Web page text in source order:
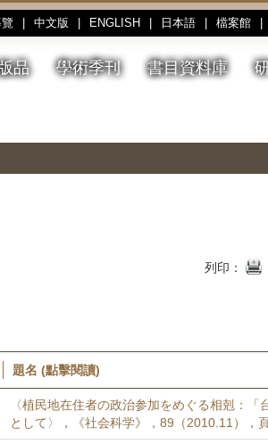
中文版 ENGLISH 日本語 檔案館
品 學術季刊 書目資料庫
列印：
題名 (點擊閱讀)
〈植民地在住者の政治参加をめぐる相剋：「
として〉，《社会科学》，89（2010.11），